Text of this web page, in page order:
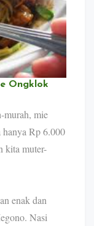
Ongklok
murah, mie
Rp 6.000
kita muter-
enak dan
Nasi